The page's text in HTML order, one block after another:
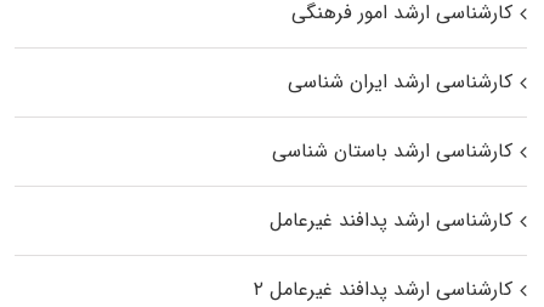
کارشناسی ارشد امور فرهنگی
کارشناسی ارشد ایران شناسی
کارشناسی ارشد باستان شناسی
کارشناسی ارشد پدافند غیرعامل
کارشناسی ارشد پدافند غیرعامل ۲